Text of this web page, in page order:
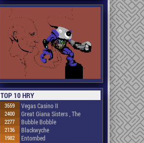
TOP 10 HRY
3559 Vegas Casino II
2400 Great Giana Sisters , The
2277 Bubble Bobble
2136 Blackwyche
1982 Entombed